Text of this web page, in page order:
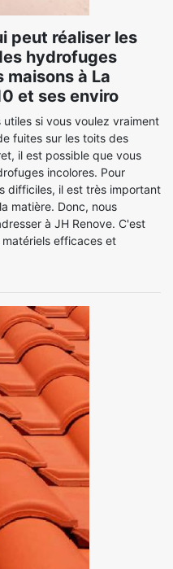
peut réaliser les
hydrofuges
maisons à La
et ses enviro
si vous voulez vraiment
fuites sur les toits des
il est possible que vous
incolores. Pour
difficiles, il est très important
matière. Donc, nous
à JH Renove. C'est
efficaces et